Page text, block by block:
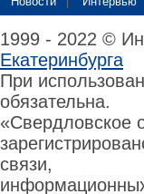
1999 - 2022 ©
Екатеринбурга
При
обязательна.
«Свердловское
связи,